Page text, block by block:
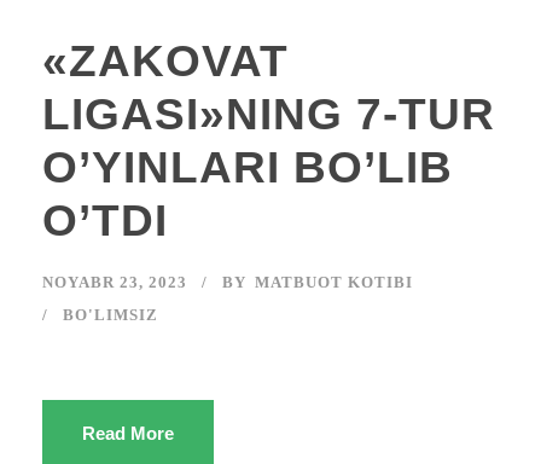
«ZAKOVAT
LIGASI»NING 7-TUR
O’YINLARI BO’LIB
O’TDI
NOYABR 23, 2023 BY MATBUOT KOTIBI
BO'LIMSIZ
Read More